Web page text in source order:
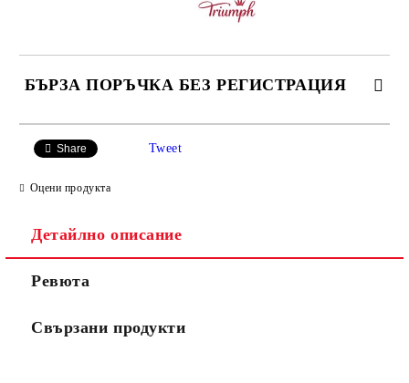
БЪРЗА ПОРЪЧКА БЕЗ РЕГИСТРАЦИЯ
Share Tweet
Оцени продукта
Детайлно описание
Ревюта
Свързани продукти